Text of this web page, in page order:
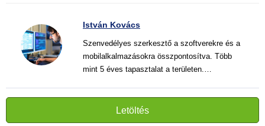
István Kovács
Szenvedélyes szerkesztő a szoftverekre és a
mobilalkalmazásokra összpontosítva. Több
mint 5 éves tapasztalat a területen.
és informatív szövegek alkotója, amelyek
segítik az olvasókat a modern technológia jobb
megértésében és használatában.
Letöltés